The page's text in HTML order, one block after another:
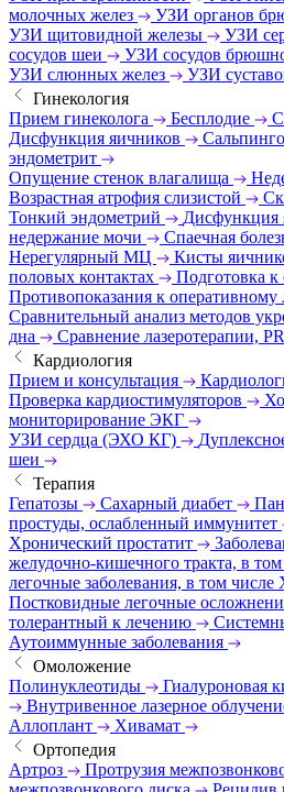
молочных желез
УЗИ органов
УЗИ щитовидной железы
УЗИ
сосудов шеи
УЗИ сосудов
УЗИ слюнных желез
УЗИ
Гинекология
Прием гинеколога
Бесплодие
Дисфункция яичников
эндометрит
Опущение стенок влагалища
Возрастная атрофия слизистой
Тонкий эндометрий
Дисфункция
недержание мочи
Спаечная
Нерегулярный МЦ
Кисты
половых контактах
Подготовка к
Противопоказания к
Сравнительный анализ методов
дна
Сравнение лазеротерапии,
Кардиология
Прием и консультация
Проверка кардиостимуляторов
мониторирование ЭКГ
УЗИ сердца (ЭХО КГ)
шеи
Терапия
Гепатозы
Сахарный диабет
простуды, ослабленный иммунитет
Хронический простатит
желудочно-кишечного тракта, в
легочные заболевания, в том
Постковидные легочные
толерантный к лечению
Аутоиммунные заболевания
Омоложение
Полинуклеотиды
Гиалуроновая
Внутривенное лазерное
Аллоплант
Хивамат
Ортопедия
Артроз
Протрузия